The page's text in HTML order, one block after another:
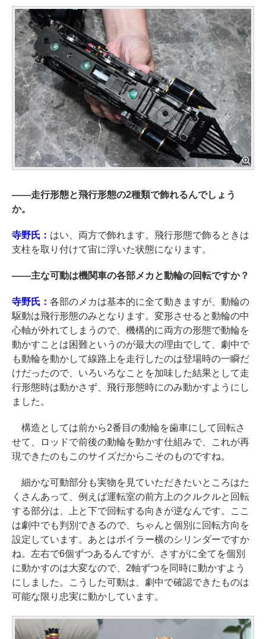
――走行形態と飛行形態の2種類で飾れるんでしょう
か。
寺野氏： はい、両方で飾れます。飛行形態で飾るときは
支柱を取り付けて宙に浮いた状態になります。
――主な可動は機関車の各部メカと動輪の回転ですか？
寺野氏： 各部のメカは基本的に全て動きますが、動輪の
駆動は飛行形態のみとなります。変形させると動輪の中
心軸が外れてしまうので、機構的に両方の形態で動輪を
動かすことは困難というのが最大の理由でして、劇中で
も動輪を動かして線路上を走行したのは登場時の一瞬だ
けだったので、いろいろなことを加味した結果として走
行形態時は動かさず、飛行形態時にのみ動かすようにし
ました。
構造としては前から2番目の動輪を歯車にして回転さ
せて、ロッドで前後の動輪を動かす仕組みで、これが再
現できたのもこのサイズだからこそのものですね。
細かな可動部分も実物を見ていただきたいところはた
くさんあって、例えば運転室の前方上のクルクルと回転
する部分は、上と下で回転する向きが逆なんです。ここ
は劇中でも判別できるので、ちゃんと個別に回転方向を
設定しています。あとはボイラー横のシリンダーですか
ね。左右で6個ずつあるんですが、さすがに全てを個別
に動かすのは大変なので、2軸ずつを同時に動かすよう
にしました。こうした可動は、劇中で確認できたものは
可能な限り忠実に動かしています。